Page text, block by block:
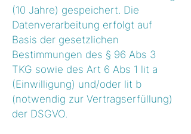
(10 Jahre) gespeichert. Die
Datenverarbeitung erfolgt auf
Basis der gesetzlichen
Bestimmungen des § 96 Abs 3
TKG sowie des Art 6 Abs 1 lit a
(Einwilligung) und/oder lit b
(notwendig zur Vertragserfüllung)
der DSGVO.